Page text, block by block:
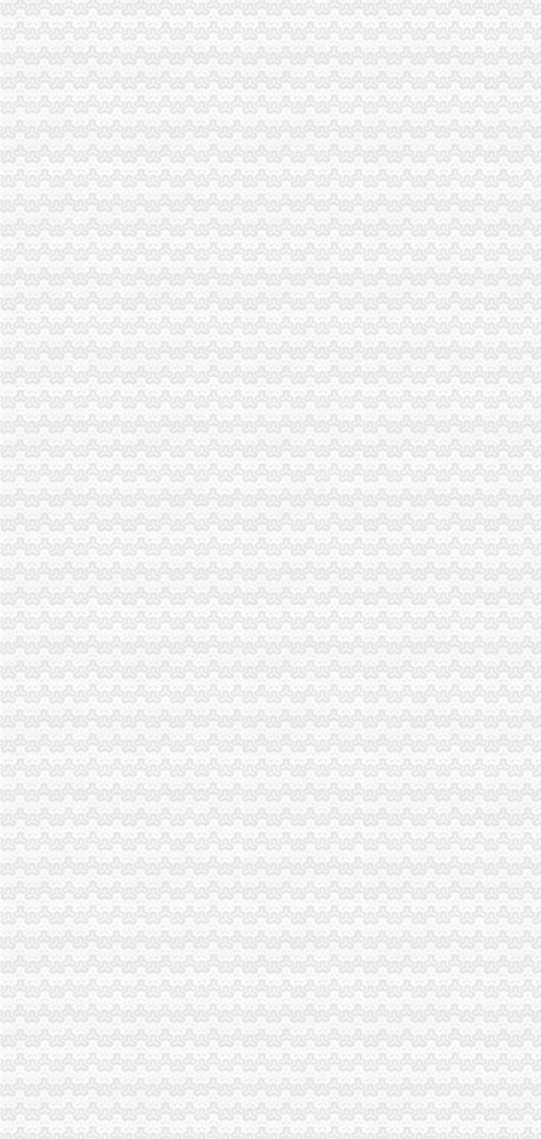
重庆食品饮料企业黄页
重庆市邮政公司
渝中区海事海商在线律师_渝中区海事海商律师在线免费咨询_华律网
重庆百货大楼股份有限公司对外投资公告
[关联交易]重庆百货：2013年度日常关联交易预计公告-[中财网]
渝中区大坪正街四室两厅豪华大套房_重庆渝中区大坪短租房_游天下
常熟渝中区快递员招聘_虞山人才网
重庆百货：2010年度第三次临时股东大会会议资料_证券之星
重庆枫诚信息技术有限公司招聘_重庆枫诚信息技术有限公司新招聘_
大信国际物流（上海）有限公司重庆分公司-大信国际物流（上海）有
渝中区增高鞋加盟渝中区增高鞋加盟店渝中区加盟增高鞋店-渝中区
鹿泉公司注册服务批发|价格|厂家_顺企网
重庆百货大楼股份有限公司关於预计2015年日常关联交易公告
重庆渝中区肖杰律师-中顾法律网
重庆太实业（集团）股份有限公司对外投资暨关联交易公告_财经_
[股东会]重庆百货：2010年度第三次临时股东大会会议资料-[中财网]
成都西南交大工程建设咨询监理有限责任公司重庆分公司-主页
【东莞货运代理|东莞货运代理公司】-广州58同城
2016年版重庆市渝中区招商引资项目策划咨询报告-中商产业研究院-中
美亚集团-美亚国际机票代理,国际机票预订,美亚价机票预订,国
招商银行--重庆百货（）2013年度日常关联交易预计公告
包头到渝中区物流货运北京到渝中区物流搬家-产品展示-
【重庆商社力】现代,郑州日产经销商_销售电话：
人民法院公告_搜狐其它_搜狐网
重庆百货（）_公司公告_重庆百货大楼股份有限公司关于预计
杜邦制冷_德国谷轮_德国比泽尔-重庆市渝中区长江制冷设备经营部-
网上签订合同,被骗预付款我公司在2016年04月和一个代理公司签订
重庆环保产品标志认证|重庆有机认证|重庆普道企业管理咨询有限公司
【渝中机用锯条价格】渝中机用锯条报价/渝中机用锯条哪里买/哪里卖
重庆百货（）_公司公告_重庆百货大楼股份有限公司2013年度
重庆蓝鼎影视媒有限公司,主营：影视制作的策划；承办经批准的文
【重庆代理记账|重庆代理记账公司】-重庆58分类网
山东莱德管阀有限公司（重庆代理）-商铺
重庆旅游新报社有限公司
重庆渝中区泰国乳胶枕头教大家如何买到正宗的泰国乳胶枕头_第1页_
渝中区铝管的价格_铝信